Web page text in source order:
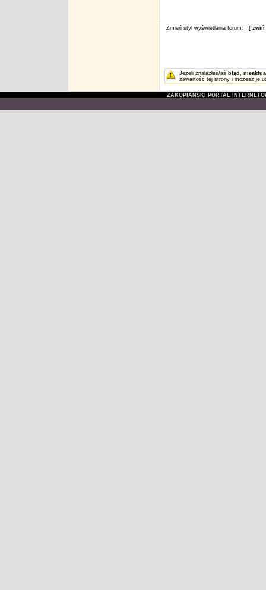
Zmień styl wyświetlania forum: [ zwiń
Jeżeli znalazłeś/aś błąd ,
zawartość tej strony i możesz je
ZAKOPIAŃSKI PORTAL